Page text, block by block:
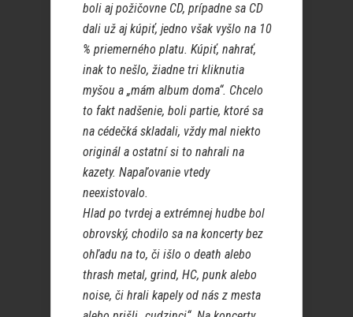
boli aj požičovne CD, prípadne sa CD
dali už aj kúpiť, jedno však vyšlo na 10
% priemerného platu. Kúpiť, nahrať,
inak to nešlo, žiadne tri kliknutia
myšou a „mám album doma“. Chcelo
to fakt nadšenie, boli partie, ktoré sa
na cédečká skladali, vždy mal niekto
originál a ostatní si to nahrali na
kazety. Napaľovanie vtedy
neexistovalo.
Hlad po tvrdej a extrémnej hudbe bol
obrovský, chodilo sa na koncerty bez
ohľadu na to, či išlo o death alebo
thrash metal, grind, HC, punk alebo
noise, či hrali kapely od nás z mesta